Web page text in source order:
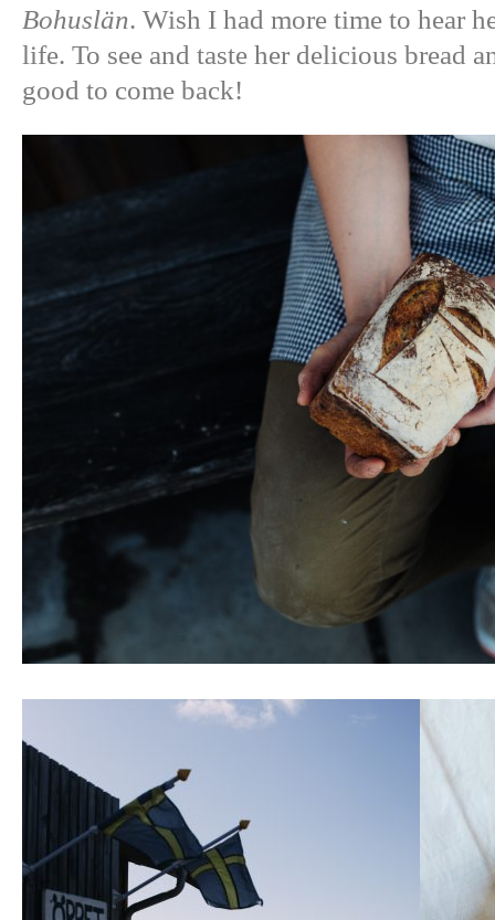
Bohuslän. Wish I had more time to hear
life. To see and taste her delicious bread
good to come back!